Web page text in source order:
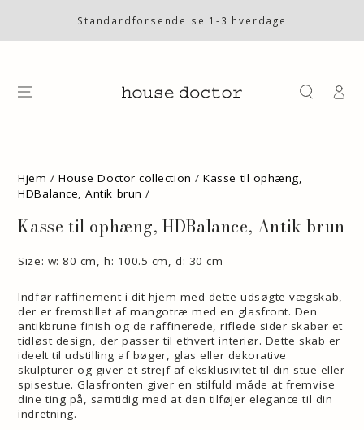
Standardforsendelse 1-3 hverdage
på
Hjem / House Doctor collection / Kasse til ophæng,
HDBalance, Antik brun /
Kasse til ophæng, HDBalance, Antik brun
Size: w: 80 cm, h: 100.5 cm, d: 30 cm
Indfør raffinement i dit hjem med dette udsøgte vægskab,
der er fremstillet af mangotræ med en glasfront. Den
antikbrune finish og de raffinerede, riflede sider skaber et
tidløst design, der passer til ethvert interiør. Dette skab er
ideelt til udstilling af bøger, glas eller dekorative
skulpturer og giver et strejf af eksklusivitet til din stue eller
spisestue. Glasfronten giver en stilfuld måde at fremvise
dine ting på, samtidig med at den tilføjer elegance til din
indretning.